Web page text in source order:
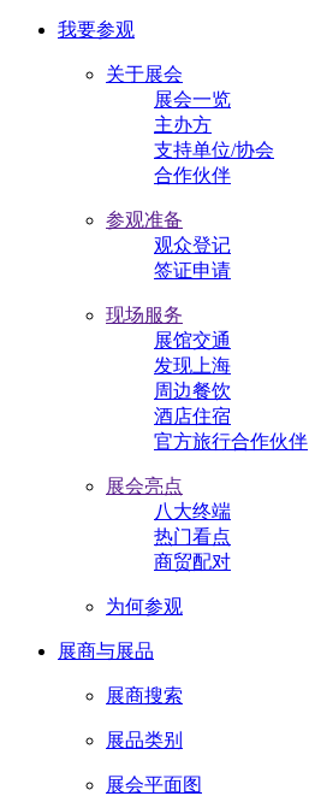
我要参观
关于展会
展会一览
主办方
支持单位/协会
合作伙伴
参观准备
观众登记
签证申请
现场服务
展馆交通
发现上海
周边餐饮
酒店住宿
官方旅行合作伙伴
展会亮点
八大终端
热门看点
商贸配对
为何参观
展商与展品
展商搜索
展品类别
展会平面图